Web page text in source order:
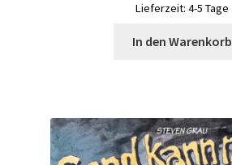
Lieferzeit: 4-5 Tage
In den Warenkorb